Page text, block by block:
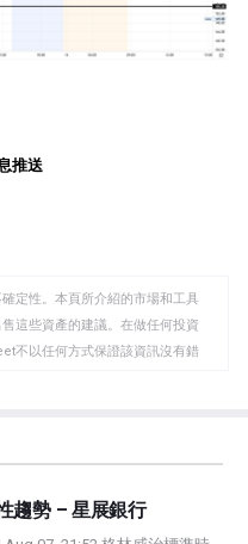
推送
定性。本頁所介紹的市場和工具
這些資產的建議。在做任何投資
不以任何方式保證該資訊沒有錯
策或立場。作者不對本頁連結的
，作者在本文中提到的任何股票
有業務關係。除了FXStreet，作
趨勢 – 星展銀行